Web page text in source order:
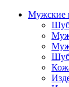
Мужские